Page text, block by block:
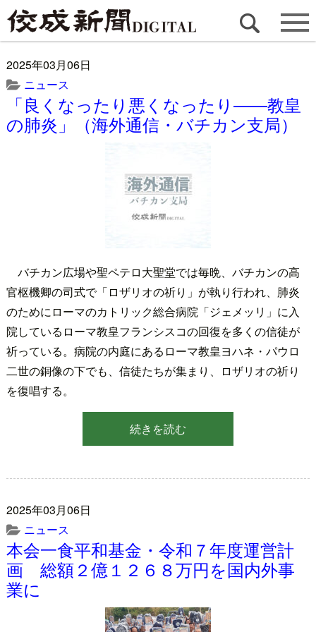
2025年03月06日
ニュース
「良くなったり悪くなったり——教皇
の肺炎」（海外通信・バチカン支局）
バチカン広場や聖ペテロ大聖堂では毎晩、バチカンの高
官枢機卿の司式で「ロザリオの祈り」が執り行われ、肺炎
のためにローマのカトリック総合病院「ジェメッリ」に入
院しているローマ教皇フランシスコの回復を多くの信徒が
祈っている。病院の内庭にあるローマ教皇ヨハネ・パウロ
二世の銅像の下でも、信徒たちが集まり、ロザリオの祈り
を復唱する。
続きを読む
2025年03月06日
ニュース
本会一食平和基金・令和７年度運営計
画 総額２億１２６８万円を国内外事
業に